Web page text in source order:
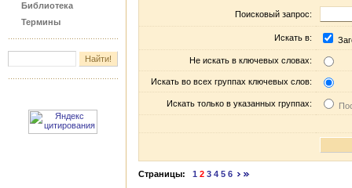
Библиотека
Термины
Поисковый запрос:
Искать в:
Не искать в ключевых словах:
Искать во всех группах ключевых слов:
Искать только в указанных группах:
Страницы: 1 2 3 4 5 6